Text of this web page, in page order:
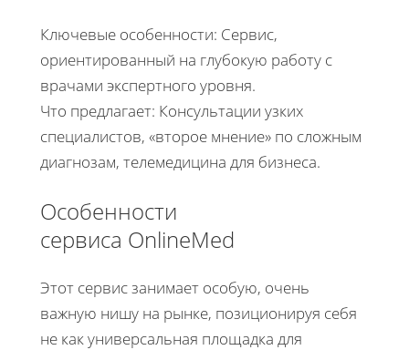
Ключевые особенности: Сервис,
ориентированный на глубокую работу с
врачами экспертного уровня.
Что предлагает: Консультации узких
специалистов, «второе мнение» по сложным
диагнозам, телемедицина для бизнеса.
Особенности
сервиса OnlineMed
Этот сервис занимает особую, очень
важную нишу на рынке, позиционируя себя
не как универсальная площадка для